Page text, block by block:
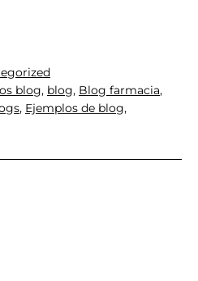
blog, blog, Blog farmacia,
, Ejemplos de blog,